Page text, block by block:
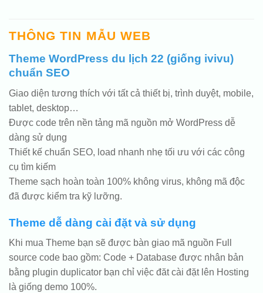
THÔNG TIN MẪU WEB
Theme WordPress du lịch 22 (giống ivivu)
chuẩn SEO
Giao diện tương thích với tất cả thiết bị, trình duyệt, mobile,
tablet, desktop…
Được code trên nền tảng mã nguồn mở WordPress dễ
dàng sử dụng
Thiết kế chuẩn SEO, load nhanh nhẹ tối ưu với các công
cụ tìm kiếm
Theme sạch hoàn toàn 100% không virus, không mã độc
đã được kiểm tra kỹ lưỡng.
Theme dễ dàng cài đặt và sử dụng
Khi mua Theme bạn sẽ được bàn giao mã nguồn Full
source code bao gồm: Code + Database được nhân bản
bằng plugin duplicator bạn chỉ việc đăt cài đặt lên Hosting
là giống demo 100%.